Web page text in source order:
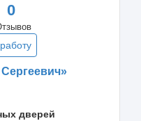
0
дверей